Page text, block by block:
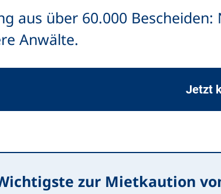
aus über 60.000
Anwälte.
Jetzt
zur Mietkaution